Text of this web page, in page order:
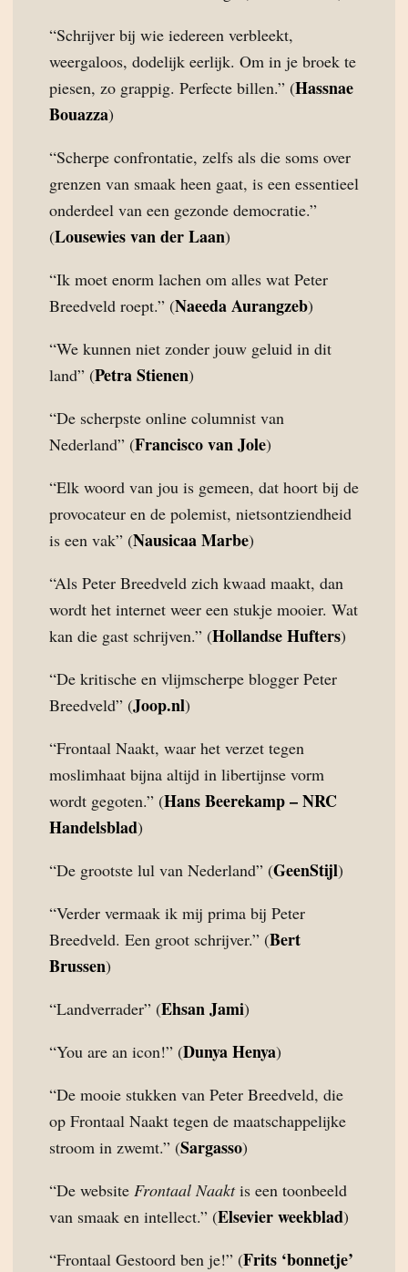
“Schrijver bij wie iedereen verbleekt,
weergaloos, dodelijk eerlijk. Om in je broek te
piesen, zo grappig. Perfecte billen.” (Hassnae
Bouazza)
“Scherpe confrontatie, zelfs als die soms over
grenzen van smaak heen gaat, is een essentieel
onderdeel van een gezonde democratie.”
(Lousewies van der Laan)
“Ik moet enorm lachen om alles wat Peter
Breedveld roept.” (Naeeda Aurangzeb)
“We kunnen niet zonder jouw geluid in dit
land” (Petra Stienen)
“De scherpste online columnist van
Nederland” (Francisco van Jole)
“Elk woord van jou is gemeen, dat hoort bij de
provocateur en de polemist, nietsontziendheid
is een vak” (Nausicaa Marbe)
“Als Peter Breedveld zich kwaad maakt, dan
wordt het internet weer een stukje mooier. Wat
kan die gast schrijven.” (Hollandse Hufters)
“De kritische en vlijmscherpe blogger Peter
Breedveld” (Joop.nl)
“Frontaal Naakt, waar het verzet tegen
moslimhaat bijna altijd in libertijnse vorm
wordt gegoten.” (Hans Beerekamp – NRC
Handelsblad)
“De grootste lul van Nederland” (GeenStijl)
“Verder vermaak ik mij prima bij Peter
Breedveld. Een groot schrijver.” (Bert
Brussen)
“Landverrader” (Ehsan Jami)
“You are an icon!” (Dunya Henya)
“De mooie stukken van Peter Breedveld, die
op Frontaal Naakt tegen de maatschappelijke
stroom in zwemt.” (Sargasso)
“De website Frontaal Naaktis een toonbeeld
van smaak en intellect.” (Elsevier weekblad)
“Frontaal Gestoord ben je!” (Frits ‘bonnetje’